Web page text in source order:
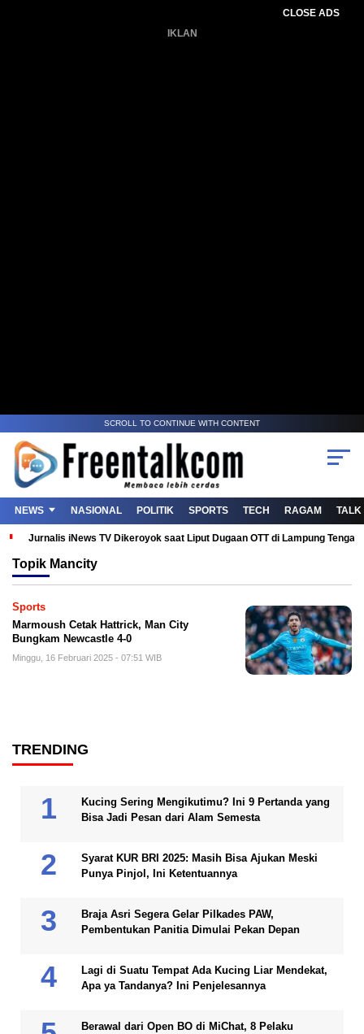
CLOSE ADS
IKLAN
SCROLL TO CONTINUE WITH CONTENT
NEWS NASIONAL POLITIK SPORTS TECH RAGAM TALK
Jurnalis iNews TV Dikeroyok saat Liput Dugaan OTT di Lampung
Topik Mancity
Sports
Marmoush Cetak Hattrick, Man City
Bungkam Newcastle 4-0
Minggu, 16 Februari 2025 - 07:51 WIB
TRENDING
Kucing Sering Mengikutimu? Ini 9 Pertanda yang
Bisa Jadi Pesan dari Alam Semesta
Syarat KUR BRI 2025: Masih Bisa Ajukan Meski
Punya Pinjol, Ini Ketentuannya
Braja Asri Segera Gelar Pilkades PAW,
Pembentukan Panitia Dimulai Pekan Depan
Lagi di Suatu Tempat Ada Kucing Liar Mendekat,
Apa ya Tandanya? Ini Penjelesannya
Berawal dari Open BO di MiChat, 8 Pelaku